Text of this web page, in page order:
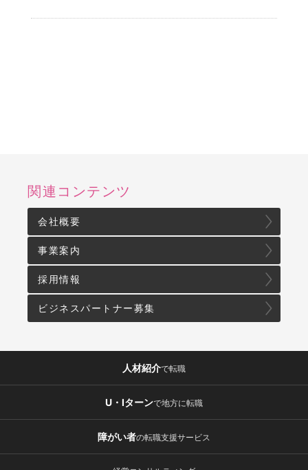
関連コンテンツ
会社概要
事業案内
採用情報
ビジネスパートナー募集
人材紹介で転職
U・Iターンで地方に転職
障がい者の転職支援サービス